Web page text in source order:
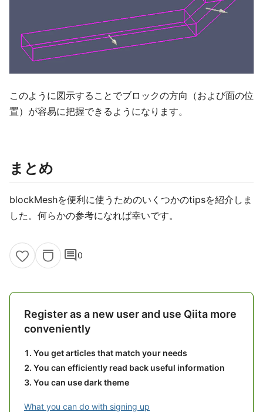
このように図示することでブロックの方向（および面の位
置）が容易に把握できるようになります。
まとめ
blockMeshを便利に使うためのいくつかのtipsを紹介しま
した。何らかの参考になれば幸いです。
comment0
Register as a new user and use Qiita more
conveniently
You get articles that match your needs
You can efficiently read back useful information
You can use dark theme
What you can do with signing up